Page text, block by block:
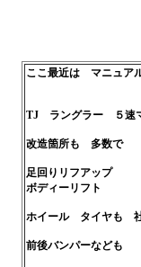
ここ最近は マニュア
TJ ラングラー ５速マ
改造箇所も 多数で
足回りリフアップ
ボディーリフト
ホイール タイヤも
前後バンパーなども